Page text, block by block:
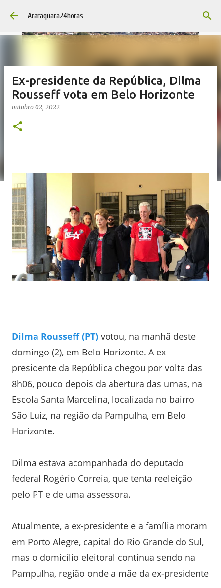
Pular para o conteúdo principal
Araraquara24horas
Ex-presidente da República, Dilma
Rousseff vota em Belo Horizonte
outubro 02, 2022
Dilma Rousseff (PT) votou, na manhã deste
domingo (2), em Belo Horizonte. A ex-
presidente da República chegou por volta das
8h06, pouco depois da abertura das urnas, na
Escola Santa Marcelina, localizada no bairro
São Luiz, na região da Pampulha, em Belo
Horizonte.
Dilma estava acompanhada do deputado
federal Rogério Correia, que tenta reeleição
pelo PT e de uma assessora.
Atualmente, a ex-presidente e a família moram
em Porto Alegre, capital do Rio Grande do Sul,
mas o domicílio eleitoral continua sendo na
Pampulha, região onde a mãe da ex-presidente